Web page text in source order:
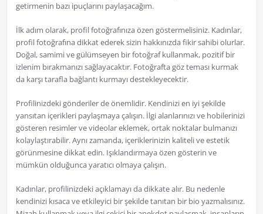
getirmenin bazı ipuçlarını paylaşacağım.
İlk adım olarak, profil fotoğrafınıza özen göstermelisiniz. Kadınlar,
profil fotoğrafına dikkat ederek sizin hakkınızda fikir sahibi olurlar.
Doğal, samimi ve gülümseyen bir fotoğraf kullanmak, pozitif bir
izlenim bırakmanızı sağlayacaktır. Fotoğrafta göz teması kurmak
da karşı tarafla bağlantı kurmayı destekleyecektir.
Profilinizdeki gönderiler de önemlidir. Kendinizi en iyi şekilde
yansıtan içerikleri paylaşmaya çalışın. İlgi alanlarınızı ve hobilerinizi
gösteren resimler ve videolar eklemek, ortak noktalar bulmanızı
kolaylaştırabilir. Aynı zamanda, içeriklerinizin kaliteli ve estetik
görünmesine dikkat edin. Işıklandırmaya özen gösterin ve
mümkün olduğunca yaratıcı olmaya çalışın.
Kadınlar, profilinizdeki açıklamayı da dikkate alır. Bu nedenle
kendinizi kısaca ve etkileyici bir şekilde tanıtan bir bio yazmalısınız.